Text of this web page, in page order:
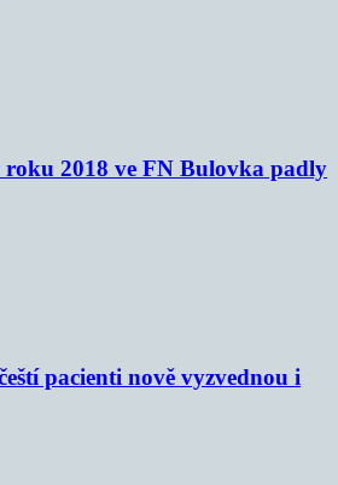
2018 ve FN Bulovka padly
pacienti nově vyzvednou i